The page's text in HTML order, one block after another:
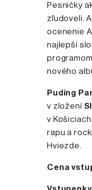
Pesničky
zľudoveli.
ocenenie
najlepší
nového
Puding
v zložení
v
rapu a
Hviezde.
Cena